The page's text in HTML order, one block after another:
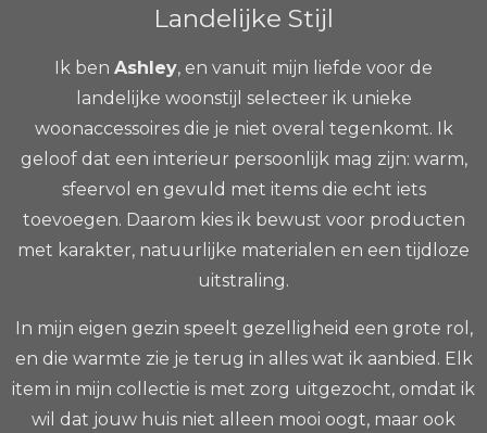
Landelijke Stijl
Ik ben Ashley, en vanuit mijn liefde voor de
landelijke woonstijl selecteer ik unieke
woonaccessoires die je niet overal tegenkomt. Ik
geloof dat een interieur persoonlijk mag zijn: warm,
sfeervol en gevuld met items die echt iets
toevoegen. Daarom kies ik bewust voor producten
met karakter, natuurlijke materialen en een tijdloze
uitstraling.
In mijn eigen gezin speelt gezelligheid een grote rol,
en die warmte zie je terug in alles wat ik aanbied. Elk
item in mijn collectie is met zorg uitgezocht, omdat ik
wil dat jouw huis niet alleen mooi oogt, maar ook